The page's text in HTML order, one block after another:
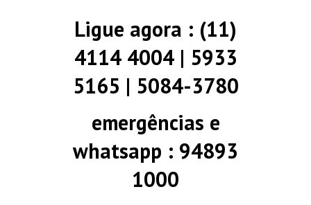
Ligue agora : (11)
4114 4004 | 5933
5165 | 5084-3780
emergências e
whatsapp : 94893
1000